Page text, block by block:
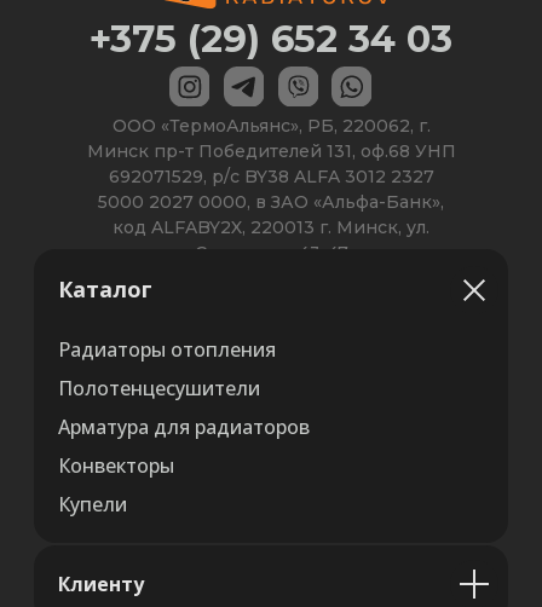
Каталог
Радиаторы отопления
Полотенцесушители
Арматура для радиаторов
Конвекторы
Купели
Клиенту